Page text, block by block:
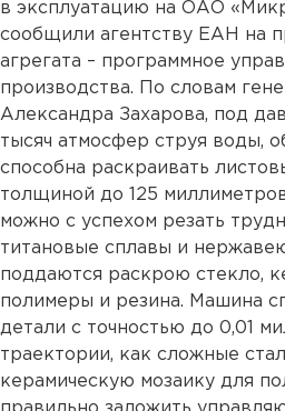
в эксплуатацию на ОАО
сообщили агентству ЕАН на
агрегата – программное
производства. По словам
Александра Захарова, под
тысяч атмосфер струя воды,
способна раскраивать
толщиной до 125
можно с успехом резать
титановые сплавы и
поддаются раскрою стекло,
полимеры и резина. Машина
детали с точностью до 0,01
траектории, как сложные
керамическую мозаику для